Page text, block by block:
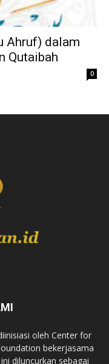
Ahruf) dalam
Qutaibah
0
oleh Center for
bekerjasama
diluncurkan sebagai